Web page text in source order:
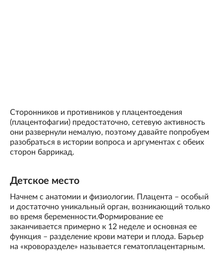
Сторонников и противников у плацентоедения
(плацентофагии) предостаточно, сетевую активность
они развернули немалую, поэтому давайте попробуем
разобраться в истории вопроса и аргументах с обеих
сторон баррикад.
Детское место
Начнем с анатомии и физиологии. Плацента – особый
и достаточно уникальный орган, возникающий только
во время беременности.Формирование ее
заканчивается примерно к 12 неделе и основная ее
функция – разделение крови матери и плода. Барьер
на «кроворазделе» называется гематоплацентарным.